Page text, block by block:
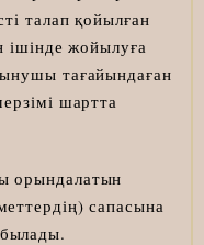
талап қойылған
ішінде жойылуға
тағайындаған
шартта
орындалатын
сапасына